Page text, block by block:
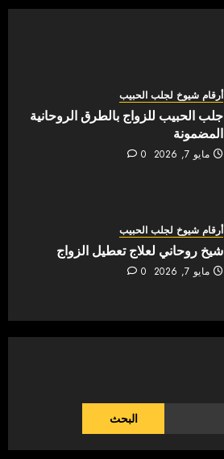
أرقام شيوخ لجلب الحبيب
جلب الحبيب للزواج بالطرق الروحانية
المضمونة
مايو 7, 2026 0
أرقام شيوخ لجلب الحبيب
شيخ روحاني لعلاج تعطيل الزواج
مايو 7, 2026 0
البحث